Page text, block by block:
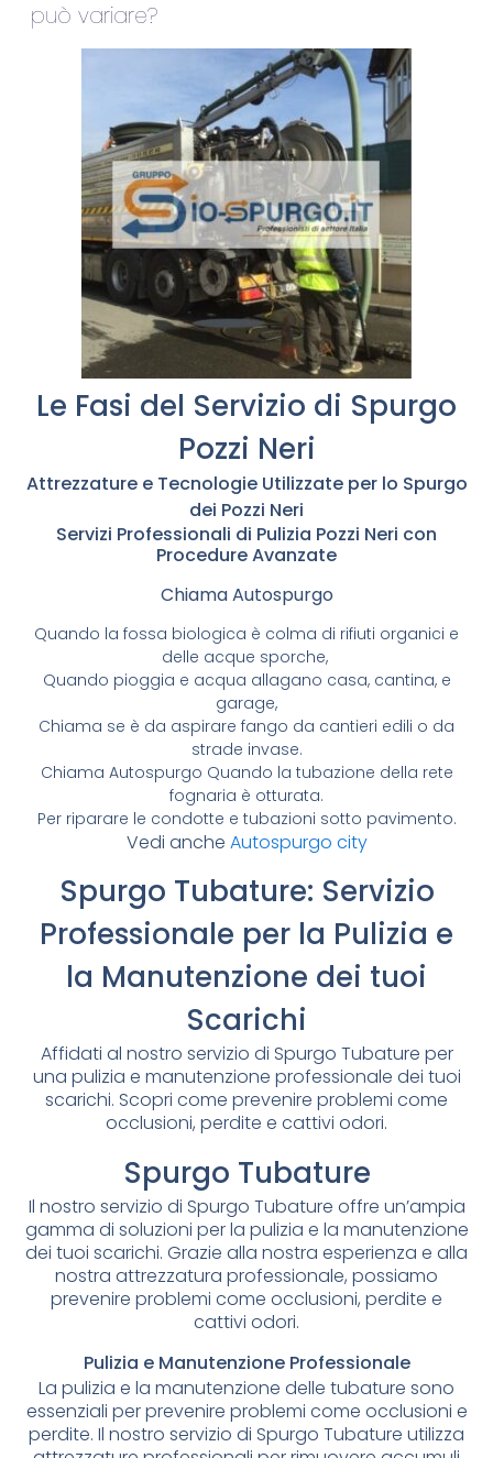
può variare?
Le Fasi del Servizio di Spurgo
Pozzi Neri
Attrezzature e Tecnologie Utilizzate per lo Spurgo
dei Pozzi Neri
Servizi Professionali di Pulizia Pozzi Neri con
Procedure Avanzate
Chiama Autospurgo
Quando la fossa biologica è colma di rifiuti organici e
delle acque sporche,
Quando pioggia e acqua allagano casa, cantina, e
garage,
Chiama se è da aspirare fango da cantieri edili o da
strade invase.
Chiama Autospurgo Quando la tubazione della rete
fognaria è otturata.
Per riparare le condotte e tubazioni sotto pavimento.
Vedi anche Autospurgo city
Spurgo Tubature: Servizio
Professionale per la Pulizia e
la Manutenzione dei tuoi
Scarichi
Affidati al nostro servizio di Spurgo Tubature per
una pulizia e manutenzione professionale dei tuoi
scarichi. Scopri come prevenire problemi come
occlusioni, perdite e cattivi odori.
Spurgo Tubature
Il nostro servizio di Spurgo Tubature offre un’ampia
gamma di soluzioni per la pulizia e la manutenzione
dei tuoi scarichi. Grazie alla nostra esperienza e alla
nostra attrezzatura professionale, possiamo
prevenire problemi come occlusioni, perdite e
cattivi odori.
Pulizia e Manutenzione Professionale
La pulizia e la manutenzione delle tubature sono
essenziali per prevenire problemi come occlusioni e
perdite. Il nostro servizio di Spurgo Tubature utilizza